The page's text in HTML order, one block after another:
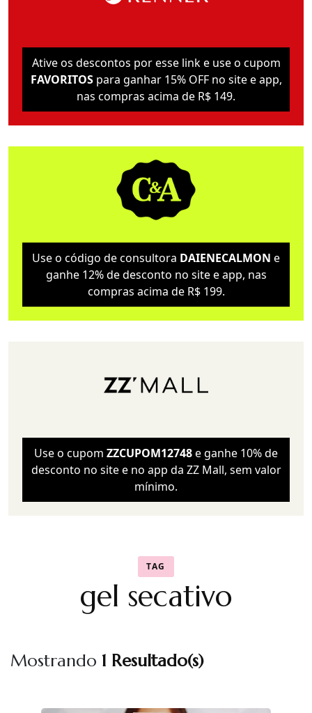
Ative os descontos por esse link e use o cupom
FAVORITOSpara ganhar 15% OFF no site e app,
nas compras acima de R$ 149.
Use o código de consultora DAIENECALMON e
ganhe 12% de desconto no site e app, nas
compras acima de R$ 199.
Use o cupom ZZCUPOM12748e ganhe 10% de
desconto no site e no app da ZZ Mall, sem valor
mínimo.
TAG
gel secativo
Mostrando 1 Resultado(s)